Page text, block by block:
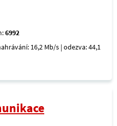
6992
16,2 Mb/s | odezva: 44,1